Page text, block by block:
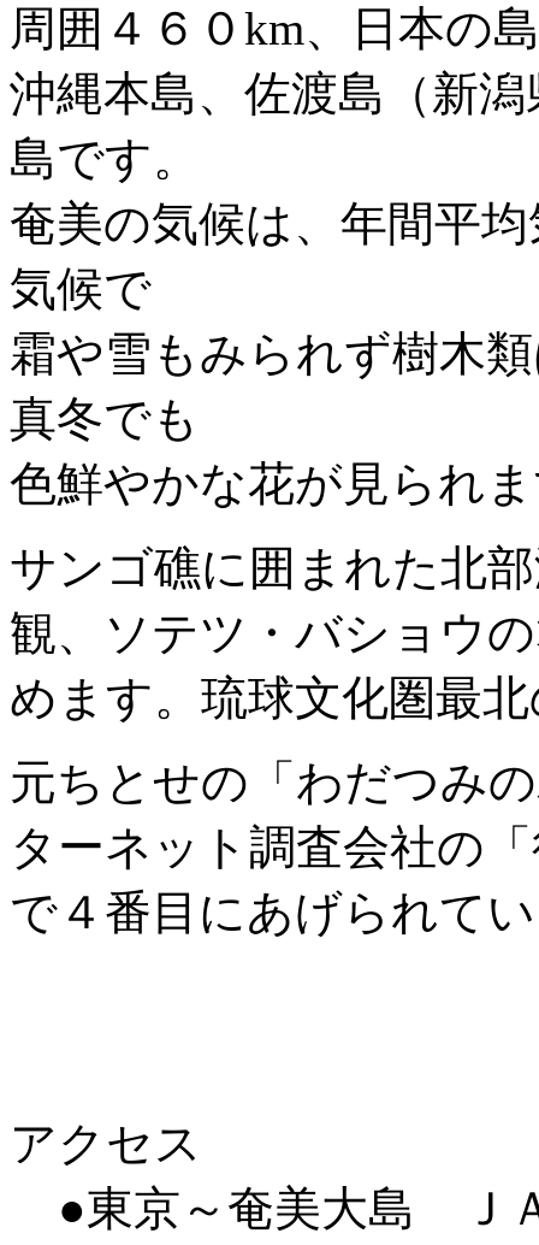
周囲４６０km、日本の
沖縄本島、佐渡島（新
島です。
奄美の気候は、年間平
気候で
霜や雪もみられず樹木
真冬でも
色鮮やかな花が見られ
サンゴ礁に囲まれた北
観、ソテツ・バショウ
めます。琉球文化圏最
元ちとせの「わだつみ
ターネット調査会社の
で４番目にあげられて
アクセス
●東京～奄美大島 Ｊ